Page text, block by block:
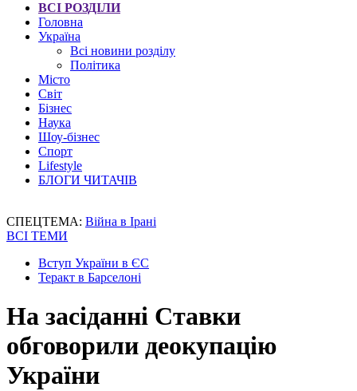
ВСІ РОЗДІЛИ
Головна
Україна
Всі новини розділу
Політика
Місто
Світ
Бізнес
Наука
Шоу-бізнес
Спорт
Lifestyle
БЛОГИ ЧИТАЧІВ
СПЕЦТЕМА: Війна в Ірані
ВСІ ТЕМИ
Вступ України в ЄС
Теракт в Барселоні
На засіданні Ставки
обговорили деокупацію
України